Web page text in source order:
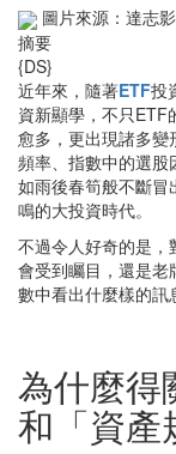
圖片來源：達志
摘要
{DS}
近年來，隨著ETF投
資新顯學，不只ETF
愈多，更出現諸多變
頻率、指數中的選
如雨後春筍般不斷
鳴的大投資時代。
不過令人好奇的是
會受到矚目，還是老
數中看出什麼樣的訊
為什麼得
和「資產